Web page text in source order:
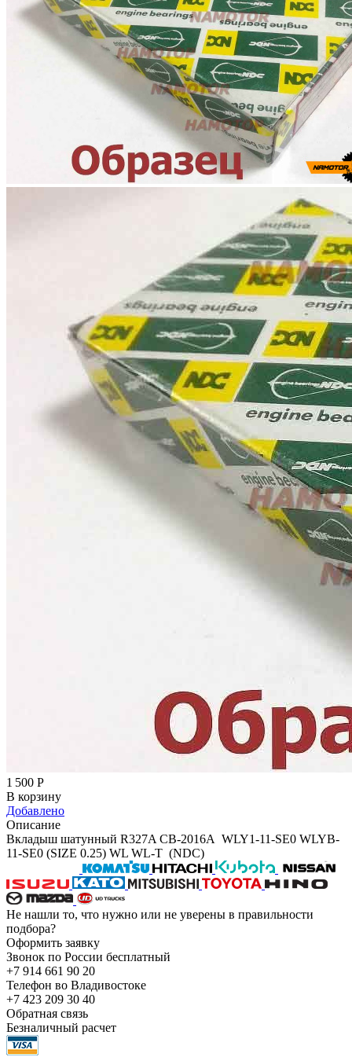
1 500 Р
В корзину
Добавлено
Описание
Вкладыш шатунный R327A CB-2016A WLY1-11-SE0 WLYB-
11-SE0 (SIZE 0.25) WL WL-T (NDC)
Не нашли то, что нужно или не уверены в правильности
подбора?
Оформить заявку
Звонок по России бесплатный
+7 914 661 90 20
Телефон во Владивостоке
+7 423 209 30 40
Обратная связь
Безналичный расчет